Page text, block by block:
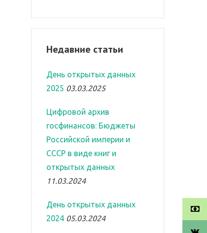
Недавние статьи
День открытых данных
2025 03.03.2025
Цифровой архив
госфинансов: Бюджеты
Российской империи и
СССР в виде книг и
открытых данных
11.03.2024
День открытых данных
2024 05.03.2024